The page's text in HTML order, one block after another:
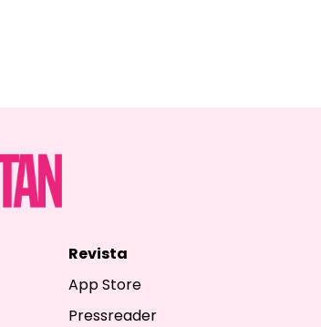
Revista
App Store
Pressreader